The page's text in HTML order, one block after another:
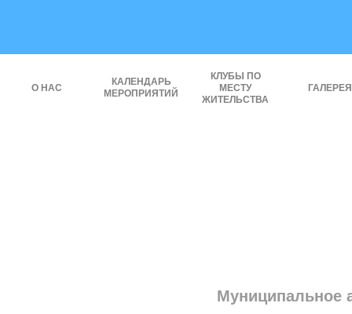
О НАС
КАЛЕНДАРЬ
МЕРОПРИЯТИЙ
КЛУБЫ ПО
МЕСТУ
ЖИТЕЛЬСТВА
ГАЛЕРЕЯ
Муниципальное